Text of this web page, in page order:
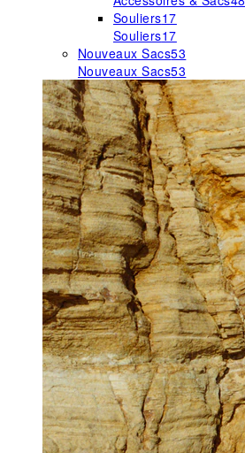
Souliers17
Souliers17
Nouveaux Sacs53
Nouveaux Sacs53